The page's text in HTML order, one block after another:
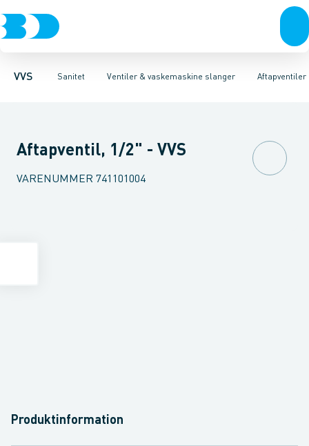
VVS Sanitet
Rør & fittingsPressfittings & rørKuglehaner & ventilerAfløb
Ventiler & vaskemaskine slanger
Toiletter, sæder og cisternerVaskeArmaturerBrusereAftapventiler
Servanteventiler Stopventiler & kuglehanerAftapventiler &
Aftapventil, 1/2" - VVS
VARENUMMER 741101004
Produktinformation